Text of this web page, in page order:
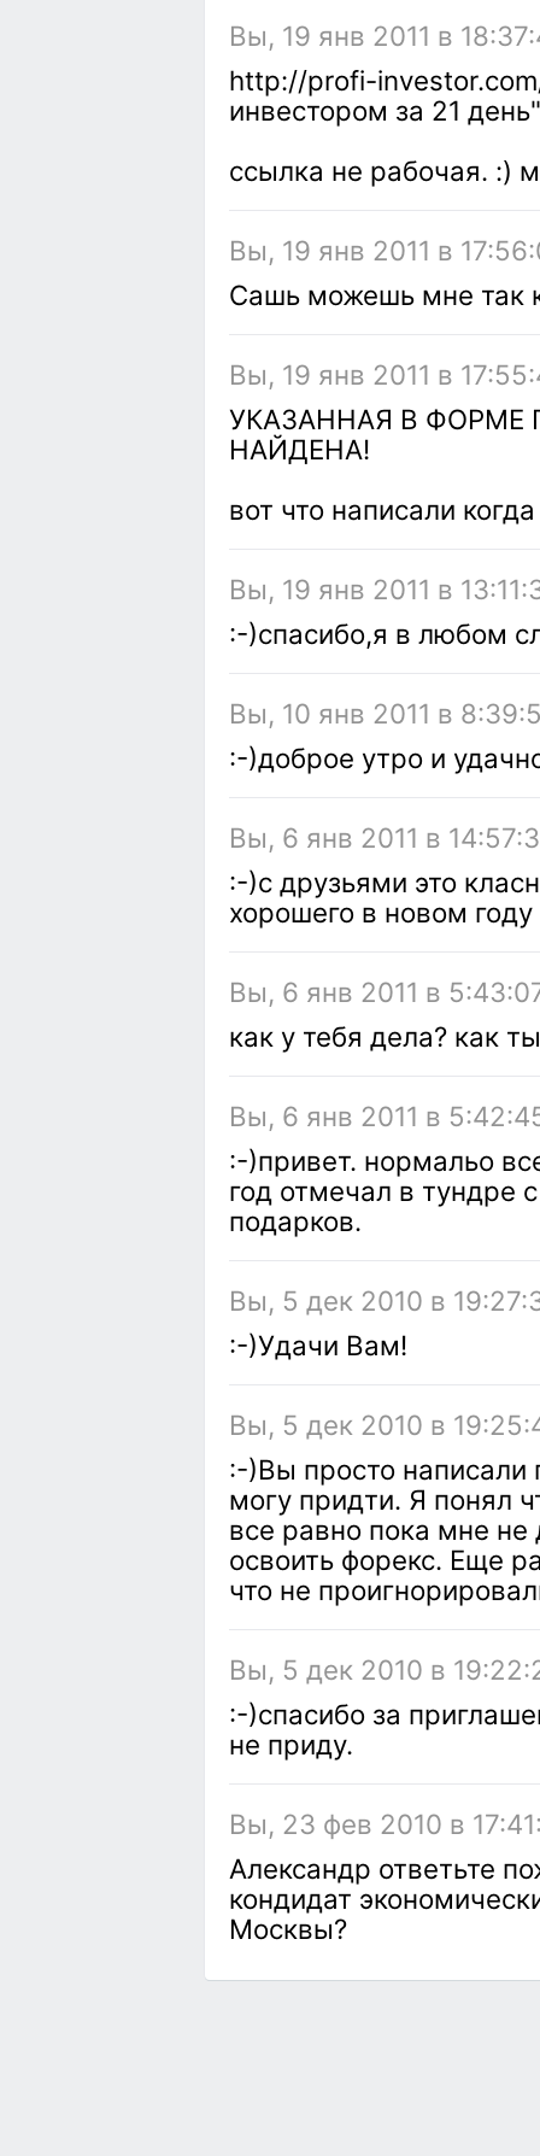
Вы, 19 янв 2011 в
http://profi-
инвестором за 21 день"
ссылка не рабочая. :)
Вы, 19 янв 2011 в
Сашь можешь мне так
Вы, 19 янв 2011 в
УКАЗАННАЯ В ФОРМЕ
НАЙДЕНА!
вот что написали
Вы, 19 янв 2011 в
:-)спасибо,я в любом
Вы, 10 янв 2011 в
:-)доброе утро и
Вы, 6 янв 2011 в
:-)с друзьями это
хорошего в новом году
Вы, 6 янв 2011 в
как у тебя дела? как
Вы, 6 янв 2011 в
:-)привет. нормальо
год отмечал в тундре
подарков.
Вы, 5 дек 2010 в
:-)Удачи Вам!
Вы, 5 дек 2010 в
:-)Вы просто написали
могу придти. Я понял
все равно пока мне
освоить форекс. Еще
что не
Вы, 5 дек 2010 в
:-)спасибо за
не приду.
Вы, 23 фев 2010 в
Александр ответьте
кондидат
Москвы?